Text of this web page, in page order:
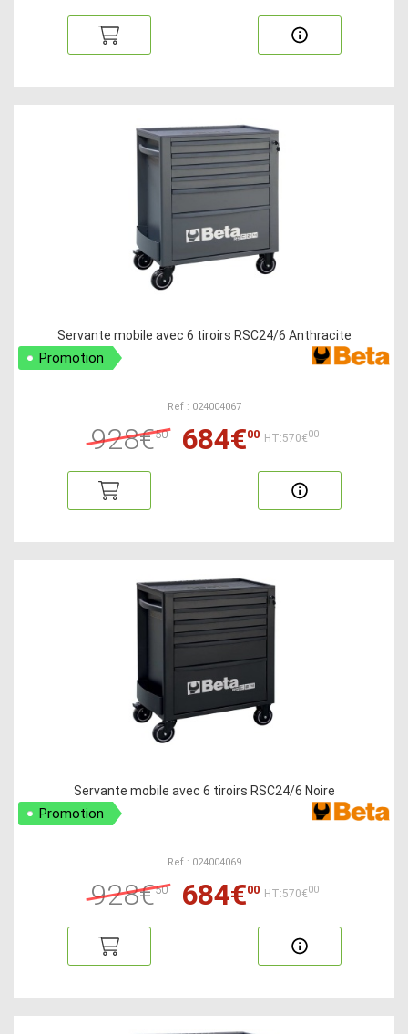
Servante mobile avec 6 tiroirs RSC24/6 Anthracite
Promotion
Ref : 024004067
928€50 684€00 HT:570€00
Servante mobile avec 6 tiroirs RSC24/6 Noire
Promotion
Ref : 024004069
928€50 684€00 HT:570€00